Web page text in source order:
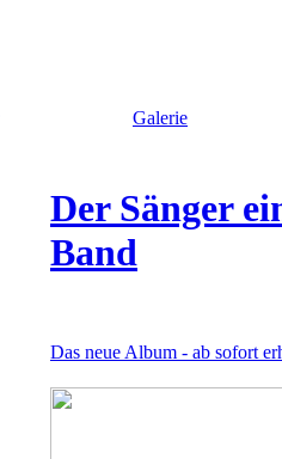
Galerie
Der Sänger
Band
Das neue Album - ab sofort